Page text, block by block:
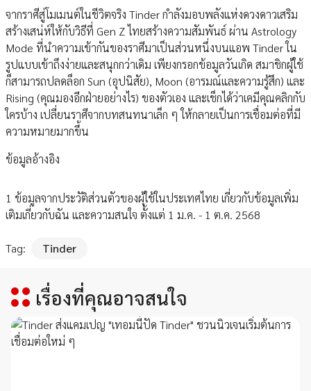
จากราศีสู่โมเมนต์ในชีวิตจริง Tinder กำลังมอบพลังแห่งดวงดาวเสริม
สร้างเสน่ห์ให้กับวิธีที่ Gen Z ไทยสร้างความสัมพันธ์ ผ่าน Astrology
Mode ที่นำความเข้ากันของราศีมาเป็นส่วนหนึ่งบนแอพ Tinder ใน
รูปแบบเข้าถึงง่ายและสนุกกว่าเดิม เพียงกรอกข้อมูลวันเกิด สมาชิกผู้ใช้
ก็สามารถปลดล็อก Sun (อุปนิสัย), Moon (อารมณ์และความรู้สึก) และ
Rising (คุณมองอีกฝ่ายอย่างไร) ของตัวเอง และเช็กได้ว่าเคมีคุณคลิกกับ
ใครบ้าง เปลี่ยนราศีจากบทสนทนาเล็ก ๆ ให้กลายเป็นการเชื่อมต่อที่มี
ความหมายมากขึ้น
ข้อมูลอ้างอิง
1 ข้อมูลจากประวัติส่วนตัวของผุ้ใช้ในประเทศไทย เกี่ยวกับข้อมูลเพิ่ม
เติมเกี่ยวกับฉัน และความสนใจ ตั้งแต่ 1 ม.ค. - 1 ต.ค. 2568
Tag: Tinder
เรื่องที่คุณอาจสนใจ